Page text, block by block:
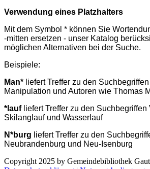
Verwendung eines Platzhalters
Mit dem Symbol * können Sie
-mitten ersetzen - unser Katalog
möglichen Alternativen bei der Suche.
Beispiele:
Man* liefert Treffer zu den
Manipulation und Autoren wie Thomas
*lauf liefert Treffer zu den Suchbegriffen
Skilanglauf und Wasserlauf
N*burg liefert Treffer zu den
Neubrandenburg und Neu-Isenburg
Copyright 2025 by Gemeindebibliothek